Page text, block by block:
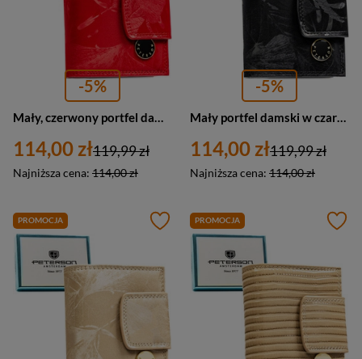
-5%
Mały, czerwony portfel damski zamykany na bigiel i zatrzask - Peterson
114,00 zł
Najniższa cena: 114,00 zł
119,99 zł
-5%
Mały portfel damski w czarnym kolorze zamykany na bigiel i zatrzask - Peterson
114,00 zł
Najniższa cena: 114,00 zł
119,99 zł
PROMOCJA PROMOCJA